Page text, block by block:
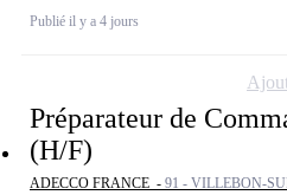
Publié il y a 4 jours
Préparateur de
(H/F)
ADECCO FRANCE - 91 - VILLEBON-